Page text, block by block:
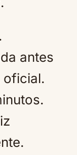
antes
oficial.